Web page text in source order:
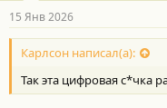
15 Янв 2026
Карлсон написал(а):
Так эта цифровая с*чка